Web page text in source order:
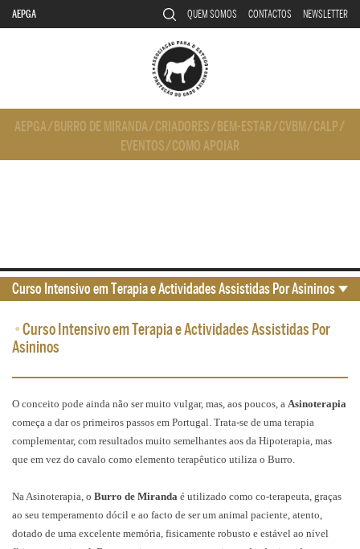
AEPGA QUEM SOMOS CONTACTOS NEWSLETTER
AEPGA/ BURRO DE MIRANDA/CRIADORES/ BEM-ESTAR/CVBM/CALP/
EVENTOS/COMO APOIAR
•Curso Intensivo em Terapia e Actividades Assistidas Por
Asininos
O conceito pode ainda não ser muito vulgar, mas, aos poucos, a Asinoterapia
começa a dar os primeiros passos em Portugal. Trata-se de uma terapia
complementar, com resultados muito semelhantes aos da Hipoterapia, mas
que em vez do cavalo como elemento terapêutico utiliza o Burro.
Na Asinoterapia, o Burro de Miranda é utilizado como co-terapeuta, graças
ao seu temperamento dócil e ao facto de ser um animal paciente, atento,
dotado de uma excelente memória, fisicamente robusto e estável ao nível
Curso Intensivo em Terapia e Actividades Assistidas Por Asininos